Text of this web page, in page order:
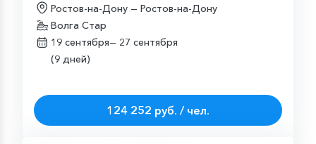
Ростов-на-Дону — Ростов-на-Дону
Волга Стар
19 сентября— 27 сентября
(9 дней)
124 252 руб. / чел.